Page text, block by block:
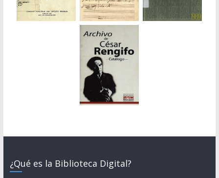
¿Qué es la Biblioteca Digital?